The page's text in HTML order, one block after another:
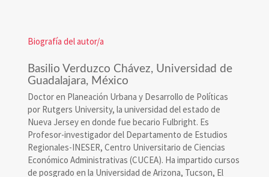
Biografía del autor/a
Basilio Verduzco Chávez, Universidad de
Guadalajara, México
Doctor en Planeación Urbana y Desarrollo de Políticas
por Rutgers University, la universidad del estado de
Nueva Jersey en donde fue becario Fulbright. Es
Profesor-investigador del Departamento de Estudios
Regionales-INESER, Centro Universitario de Ciencias
Económico Administrativas (CUCEA). Ha impartido cursos
de posgrado en la Universidad de Arizona, Tucson, El